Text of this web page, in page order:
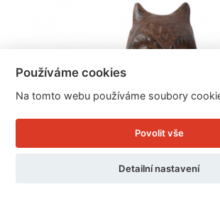
Používáme cookies
Na tomto webu používáme soubory
Povolit vše
Detailní nastavení